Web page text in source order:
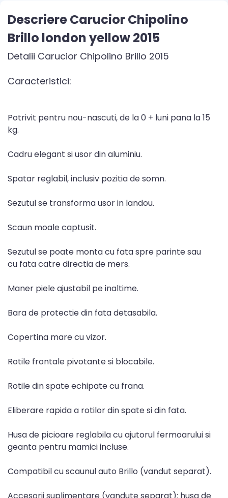
Descriere Carucior Chipolino
Brillo london yellow 2015
Detalii Carucior Chipolino Brillo 2015
Caracteristici:
Potrivit pentru nou-nascuti, de la 0 + luni pana la 15
kg.
Cadru elegant si usor din aluminiu.
Spatar reglabil, inclusiv pozitia de somn.
Sezutul se transforma usor in landou.
Scaun moale captusit.
Sezutul se poate monta cu fata spre parinte sau
cu fata catre directia de mers.
Maner piele ajustabil pe inaltime.
Bara de protectie din fata detasabila.
Copertina mare cu vizor.
Rotile frontale pivotante si blocabile.
Rotile din spate echipate cu frana.
Eliberare rapida a rotilor din spate si din fata.
Husa de picioare reglabila cu ajutorul fermoarului si
geanta pentru mamici incluse.
Compatibil cu scaunul auto Brillo (vandut separat).